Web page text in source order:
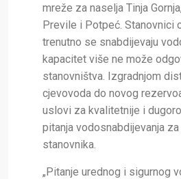
mreže za naselja Tinja
Previle i Potpeć. Stanovnici
trenutno se snabdijevaju
kapacitet više ne može
stanovništva. Izgradnjom
cjevovoda do novog
uslovi za kvalitetnije i
pitanja vodosnabdijevanja
stanovnika.
„Pitanje urednog i sigurnog